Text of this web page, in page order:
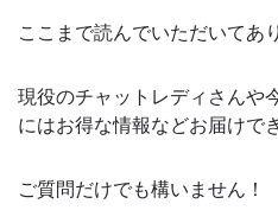
ここまで読んでいただいてあ
現役のチャットレディさんや
にはお得な情報などお届けで
ご質問だけでも構いません！